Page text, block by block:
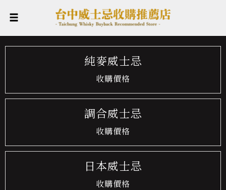
純麥威士忌
收購價格
調合威士忌
收購價格
日本威士忌
收購價格